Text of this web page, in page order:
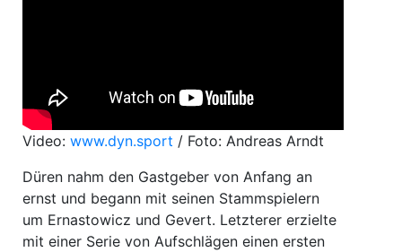
Video: www.dyn.sport / Foto: Andreas Arndt
Düren nahm den Gastgeber von Anfang an
ernst und begann mit seinen Stammspielern
um Ernastowicz und Gevert. Letzterer erzielte
mit einer Serie von Aufschlägen einen ersten